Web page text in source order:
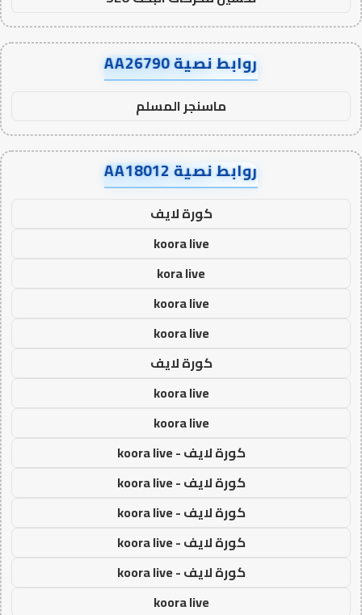
روابط نصية AA26790
ماسنجر المسلم
روابط نصية AA18012
كورة لايف
koora live
kora live
koora live
koora live
كورة لايف
koora live
koora live
كورة لايف - koora live
كورة لايف - koora live
كورة لايف - koora live
كورة لايف - koora live
كورة لايف - koora live
koora live